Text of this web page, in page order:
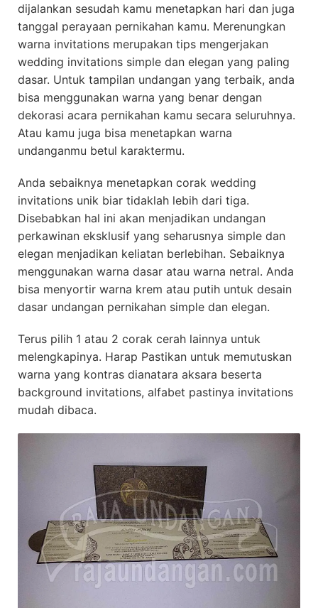
dijalankan sesudah kamu menetapkan hari dan juga
tanggal perayaan pernikahan kamu. Merenungkan
warna invitations merupakan tips mengerjakan
wedding invitations simple dan elegan yang paling
dasar. Untuk tampilan undangan yang terbaik, anda
bisa menggunakan warna yang benar dengan
dekorasi acara pernikahan kamu secara seluruhnya.
Atau kamu juga bisa menetapkan warna
undanganmu betul karaktermu.
Anda sebaiknya menetapkan corak wedding
invitations unik biar tidaklah lebih dari tiga.
Disebabkan hal ini akan menjadikan undangan
perkawinan eksklusif yang seharusnya simple dan
elegan menjadikan keliatan berlebihan. Sebaiknya
menggunakan warna dasar atau warna netral. Anda
bisa menyortir warna krem atau putih untuk desain
dasar undangan pernikahan simple dan elegan.
Terus pilih 1 atau 2 corak cerah lainnya untuk
melengkapinya. Harap Pastikan untuk memutuskan
warna yang kontras dianatara aksara beserta
background invitations, alfabet pastinya invitations
mudah dibaca.